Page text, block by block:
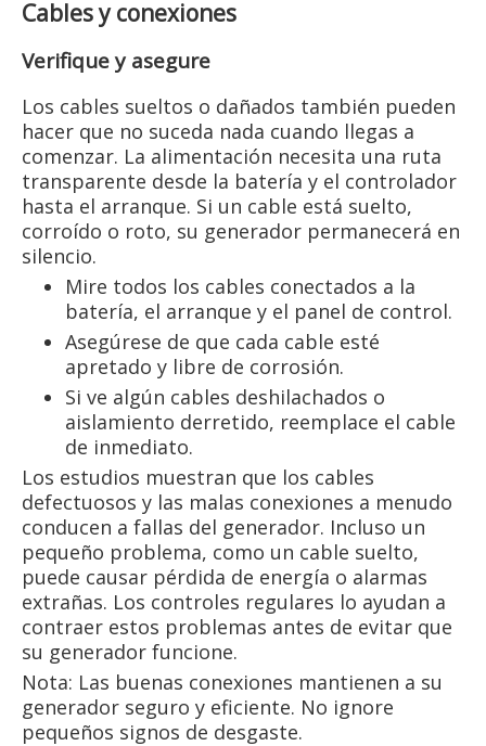
Cables y conexiones
Verifique y asegure
Los cables sueltos o dañados también pueden
hacer que no suceda nada cuando llegas a
comenzar. La alimentación necesita una ruta
transparente desde la batería y el controlador
hasta el arranque. Si un cable está suelto,
corroído o roto, su generador permanecerá en
silencio.
Mire todos los cables conectados a la
batería, el arranque y el panel de control.
Asegúrese de que cada cable esté
apretado y libre de corrosión.
Si ve algún cables deshilachados o
aislamiento derretido, reemplace el cable
de inmediato.
Los estudios muestran que los cables
defectuosos y las malas conexiones a menudo
conducen a fallas del generador. Incluso un
pequeño problema, como un cable suelto,
puede causar pérdida de energía o alarmas
extrañas. Los controles regulares lo ayudan a
contraer estos problemas antes de evitar que
su generador funcione.
Nota: Las buenas conexiones mantienen a su
generador seguro y eficiente. No ignore
pequeños signos de desgaste.